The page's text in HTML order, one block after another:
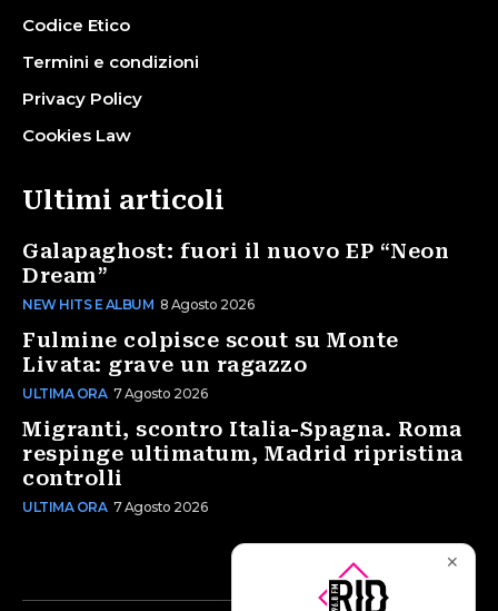
Codice Etico
Termini e condizioni
Privacy Policy
Cookies Law
Ultimi articoli
Galapaghost: fuori il nuovo EP “Neon
Dream”
NEW HITS E ALBUM 8 Agosto 2026
Fulmine colpisce scout su Monte
Livata: grave un ragazzo
ULTIMA ORA 7 Agosto 2026
Migranti, scontro Italia-Spagna. Roma
respinge ultimatum, Madrid ripristina
controlli
ULTIMA ORA 7 Agosto 2026
✕